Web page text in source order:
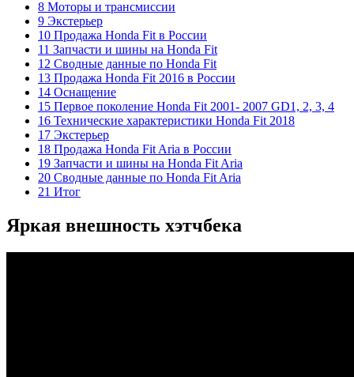
8 Моторы и трансмиссии
9 Экстерьер
10 Продажа Honda Fit в России
11 Запчасти и шины на Honda Fit
12 Сводные данные по Honda Fit
13 Продажа Honda Fit 2016 в России
14 Оснащение
15 Первое поколение Honda Fit 2001- 2007 GD1, 2, 3, 4
16 Технические характеристики Honda Fit 2018
17 Экстерьер
18 Продажа Honda Fit Aria в России
19 Запчасти и шины на Honda Fit Aria
20 Сводные данные по Honda Fit Aria
21 Итог
Яркая внешность хэтчбека